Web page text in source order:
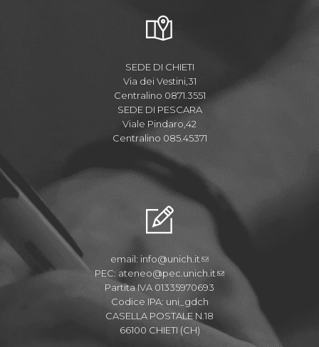
SEDE DI CHIETI
Via dei Vestini,31
Centralino 0871.3551
SEDE DI PESCARA
Viale Pindaro,42
Centralino 085.45371
email: info@unich.it
PEC: ateneo@pec.unich.it
Partita IVA 01335970693
Codice IPA: uni_gdch
CASELLA POSTALE N.18
66100 CHIETI (CH)